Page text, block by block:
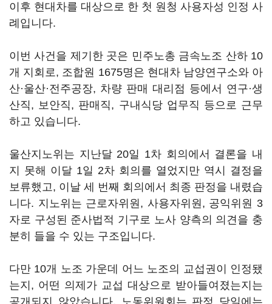
이후 현대차를 대상으로 한 첫 원청 사용자성 인정 사
례입니다.
이번 사건을 제기한 곳은 민주노총 금속노조 산하 10
개 지회로, 조합원 1675명은 현대차 남양연구소와 아
산·울산·전주공장, 차량 판매 대리점 등에서 연구·생
산직, 보안직, 판매직, 구내식당 업무직 등으로 근무
하고 있습니다.
울산지노위는 지난달 20일 1차 회의에서 결론을 내
지 못해 이달 1일 2차 회의를 열었지만 역시 결정을
보류했고, 이날 세 번째 회의에서 최종 판정을 내렸습
니다. 지노위는 근로자위원, 사용자위원, 공익위원 3
자로 구성된 준사법적 기구로 노사 양측의 의견을 충
분히 들을 수 있는 구조입니다.
다만 10개 노조 가운데 어느 노조의 교섭권이 인정됐
는지, 어떤 의제가 교섭 대상으로 받아들여졌는지는
공개되지 않았습니다. 노동위원회는 판정 당일에는